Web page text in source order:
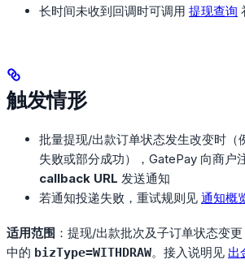
长时间未收到回调时可调用 提现查询
触发情形
批量提现/出款订单状态发生改变时（
失败或部分成功），GatePay 向商户
callback URL 发送通知
若通知投递失败，重试规则见 通知概
适用范围 ：提现/出款批次及子订单状态变
中的 bizType=WITHDRAW。接入说明见 出